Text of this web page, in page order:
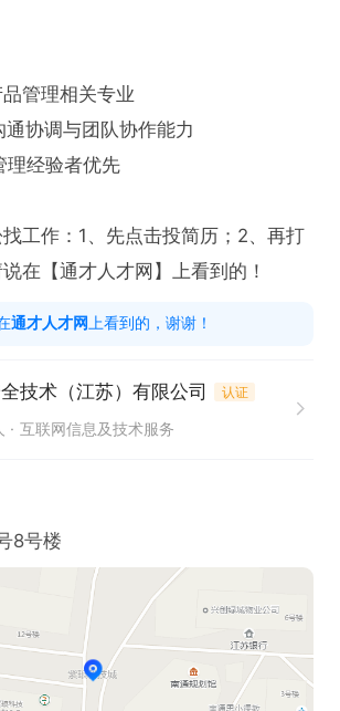
管理相关专业
通协调与团队协作能力
理经验者优先
工作：1、先点击投简历；2、再打
在【通才人才网】上看到的！
通才人才网 上看到的，谢谢！
技术（江苏）有限公司 认证
互联网信息及技术服务
8号楼